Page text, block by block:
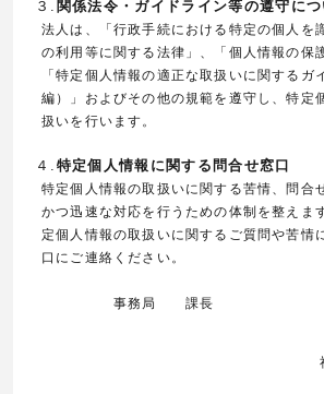
３. 関係法令・ガイドライン等の遵守につ
法人は、「行政手続における特定の個人を
の利用等に関する法律」、「個人情報の保
「特定個人情報の適正な取扱いに関するガ
編）」およびその他の規範を遵守し、特定
扱いを行います。
４. 特定個人情報に関する問合せ窓口
特定個人情報の取扱いに関する苦情、問合
かつ迅速な対応を行うための体制を整えま
定個人情報の取扱いに関するご質問や苦情
口にご連絡ください。
事務局 課長